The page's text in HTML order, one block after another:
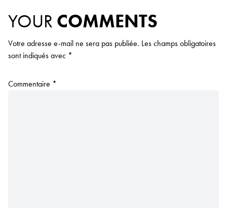
YOUR COMMENTS
Votre adresse e-mail ne sera pas publiée. Les champs obligatoires
sont indiqués avec *
Commentaire *